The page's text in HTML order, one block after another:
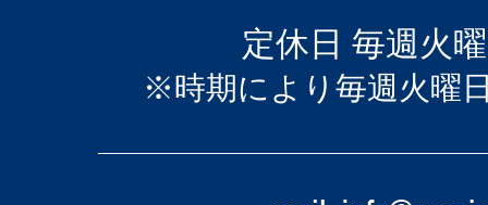
定休日 毎週火
※時期により毎週火曜